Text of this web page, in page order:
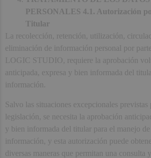
PERSONALES 4.1. Autorización
Titular
La recolección, retención, utilización,
eliminación de información personal por
LOGIC STUDIO, requiere la aprobación
anticipada, expresa y bien informada del
información.
Salvo las situaciones excepcionales previstas
legislación, se necesita la aprobación
y bien informada del titular para el manejo de
información, y esta autorización puede
diversas maneras que permitan una consulta y